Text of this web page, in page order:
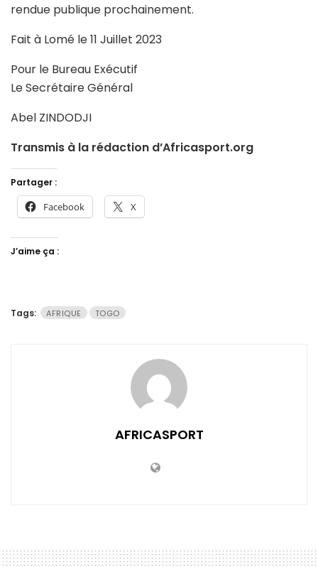
rendue publique prochainement.
Fait à Lomé le 11 Juillet 2023
Pour le Bureau Exécutif
Le Secrétaire Général
Abel ZINDODJI
Transmis à la rédaction d’Africasport.org
Partager :
Facebook X
J’aime ça :
Tags: AFRIQUE TOGO
AFRICASPORT